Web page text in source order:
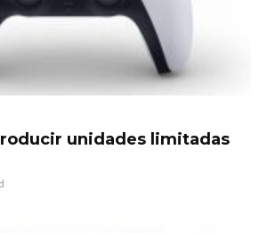
unidades limitadas